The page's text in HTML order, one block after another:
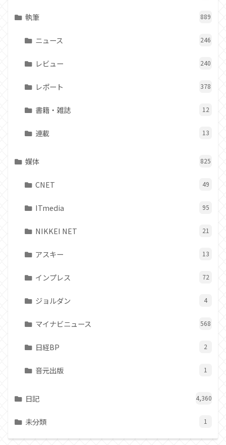
執筆 889
ニュース 246
レビュー 240
レポート 378
書籍・雑誌 12
連載 13
媒体 825
CNET 49
ITmedia 95
NIKKEI NET 21
アスキー 13
インプレス 72
ジョルダン 4
マイナビニュース 568
日経BP 2
音元出版 1
日記 4,360
未分類 1